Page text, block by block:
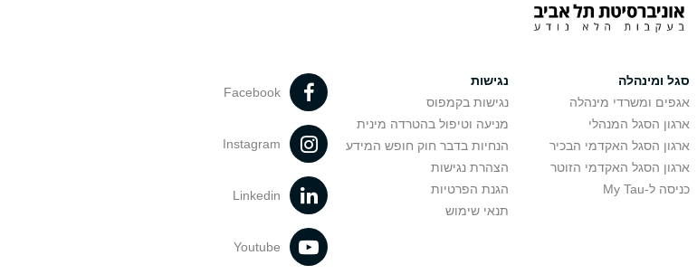
סגל ומינהלה
אגפים ומשרדי מינהלה
ארגון הסגל המנהלי
ארגון הסגל האקדמי הבכיר
ארגון הסגל האקדמי הזוטר
כניסה ל-My Tau
נגישות
נגישות בקמפוס
מניעה וטיפול בהטרדה מינית
הנחיות בדבר חוק חופש המידע
הצהרת נגישות
הגנת הפרטיות
תנאי שימוש
Facebook
Instagram
Linkedin
Youtube